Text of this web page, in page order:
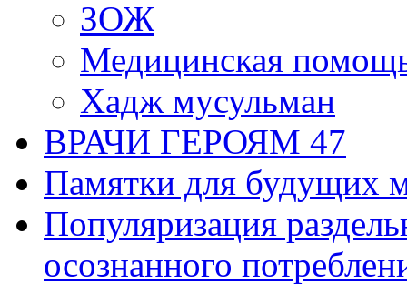
ЗОЖ
Медицинская
Хадж мусульман
ВРАЧИ ГЕРОЯМ 47
Памятки для будущих
Популяризация
осознанного